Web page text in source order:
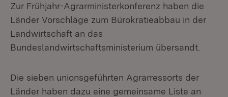
Zur Frühjahr-Agrarministerkonferenz haben die
Länder Vorschläge zum Bürokratieabbau in der
Landwirtschaft an das
Bundeslandwirtschaftsministerium übersandt.
Die sieben unionsgeführten Agrarressorts der
Länder haben dazu eine gemeinsame Liste an